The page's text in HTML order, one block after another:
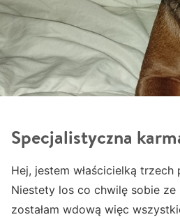
Specjalistyczna
Hej, jestem właścicielką
Niestety los co chwilę sobie
zostałam wdową więc